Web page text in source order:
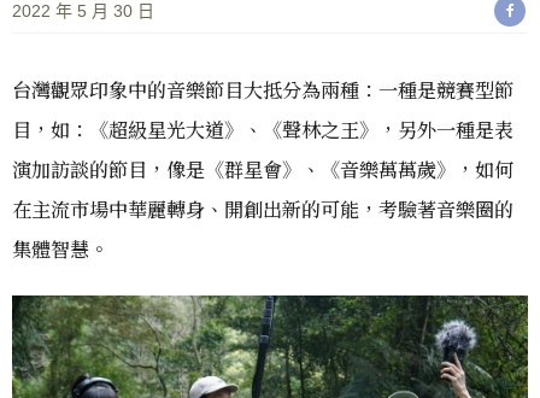
2022 年 5 月 30 日
台灣觀眾印象中的音樂節目大抵分為兩種：一種是競賽型節
目，如：《超級星光大道》、《聲林之王》，另外一種是表
演加訪談的節目，像是《群星會》、《音樂萬萬歲》，如何
在主流市場中華麗轉身、開創出新的可能，考驗著音樂圈的
集體智慧。